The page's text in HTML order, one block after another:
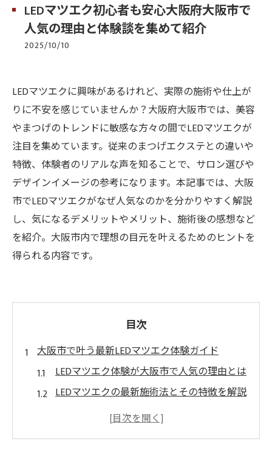
LEDマツエク初心者も安心大阪府大阪市で
人気の理由と体験談を集めて紹介
2025/10/10
LEDマツエクに興味があるけれど、実際の施術や仕上が
りに不安を感じていませんか？大阪府大阪市では、美容
やまつげのトレンドに敏感な方々の間でLEDマツエクが
注目を集めています。従来のまつげエクステとの違いや
特徴、体験者のリアルな声を知ることで、サロン選びや
デザインイメージの参考になります。本記事では、大阪
市でLEDマツエクがなぜ人気なのかを分かりやすく解説
し、気になるデメリットやメリット、施術後の感想など
を紹介。大阪市内で理想の目元を叶えるためのヒントを
得られる内容です。
目次
大阪市で叶う最新LEDマツエク体験ガイド
LEDマツエク体験が大阪市で人気の理由とは
LEDマツエクの最新施術法とその特徴を解説
大阪市でLEDマツエクが選ばれるポイント